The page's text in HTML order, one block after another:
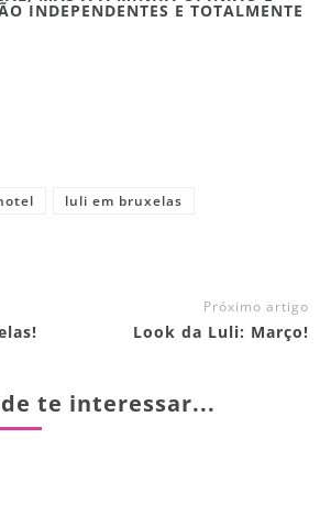
INDEPENDENTES E TOTALMENTE
luli em bruxelas
Próximo artigo
Look da Luli: Março!
te interessar...